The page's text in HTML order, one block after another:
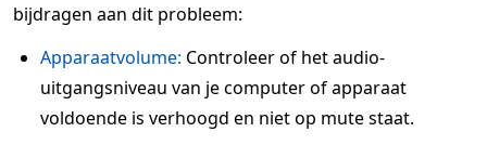
bijdragen aan dit probleem:
Apparaatvolume: Controleer of het audio-
uitgangsniveau van je computer of apparaat
voldoende is verhoogd en niet op mute staat.